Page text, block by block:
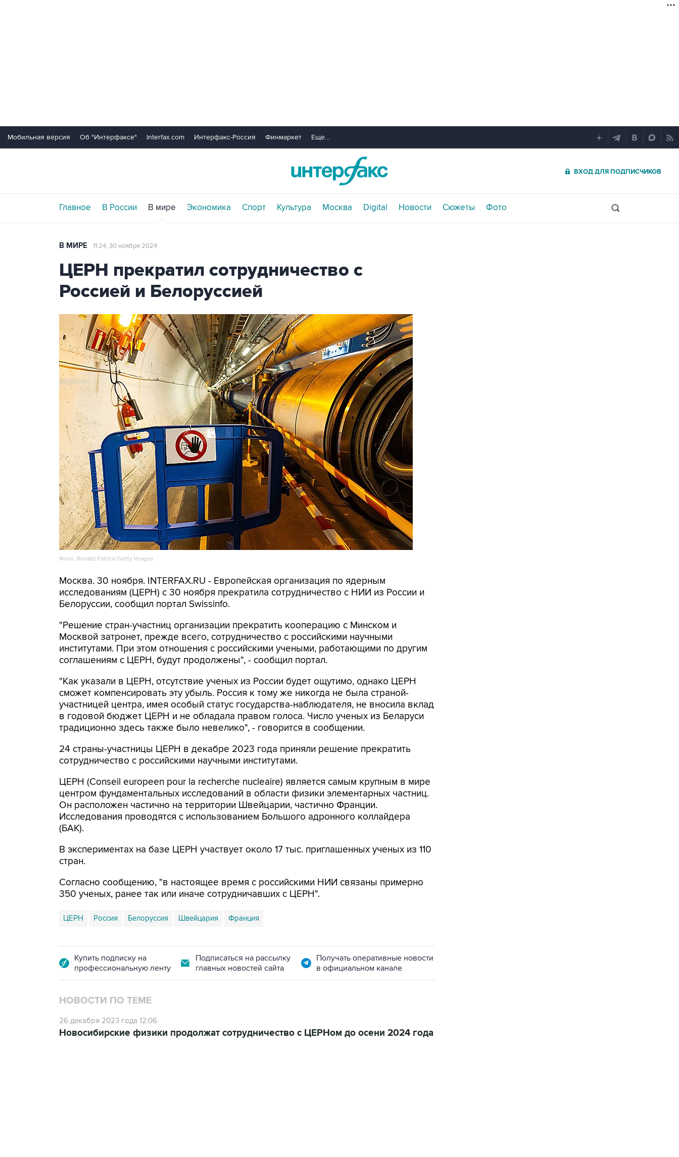
Мобильная версия Об "Интерфаксе" Interfax.com Интерфакс-Россия Финмаркет Еще...
ВХОД ДЛЯ ПОДПИСЧИКОВ
Главное В России В мире Экономика Спорт Культура Москва Digital Новости Сюжеты Фото
В МИРЕ 11:24, 30 ноября 2024
ЦЕРН прекратил сотрудничество с
Россией и Белоруссией
Фото: Ronald Patrick/Getty Images
Москва. 30 ноября. INTERFAX.RU - Европейская организация по ядерным
исследованиям (ЦЕРН) с 30 ноября прекратила сотрудничество с НИИ из России и
Белорусcии, сообщил портал Swissinfo.
"Решение стран-участниц организации прекратить кооперацию с Минском и
Москвой затронет, прежде всего, сотрудничество с российскими научными
институтами. При этом отношения с российскими учеными, работающими по другим
соглашениям с ЦЕРН, будут продолжены", - сообщил портал.
"Как указали в ЦЕРН, отсутствие ученых из России будет ощутимо, однако ЦЕРН
сможет компенсировать эту убыль. Россия к тому же никогда не была страной-
участницей центра, имея особый статус государства-наблюдателя, не вносила вклад
в годовой бюджет ЦЕРН и не обладала правом голоса. Число ученых из Беларуси
традиционно здесь также было невелико", - говорится в сообщении.
24 страны-участницы ЦЕРН в декабре 2023 года приняли решение прекратить
сотрудничество с российскими научными институтами.
ЦЕРН (Conseil europeen pour la recherche nucleaire) является самым крупным в мире
центром фундаментальных исследований в области физики элементарных частниц.
Он расположен частично на территории Швейцарии, частично Франции.
Исследования проводятся с использованием Большого адронного коллайдера
(БАК).
В экспериментах на базе ЦЕРН участвует около 17 тыс. приглашенных ученых из 110
стран.
Согласно сообщению, "в настоящее время с российскими НИИ связаны примерно
350 ученых, ранее так или иначе сотрудничавших с ЦЕРН".
ЦЕРН Россия Белоруссия Швейцария Франция
Купить подписку на
профессиональную ленту
Подписаться на рассылку
главных новостей сайта
Получать оперативные новости
в официальном канале
НОВОСТИ ПО ТЕМЕ
26 декабря 2023 года 12:06
Новосибирские физики продолжат сотрудничество с ЦЕРНом до осени 2024 года